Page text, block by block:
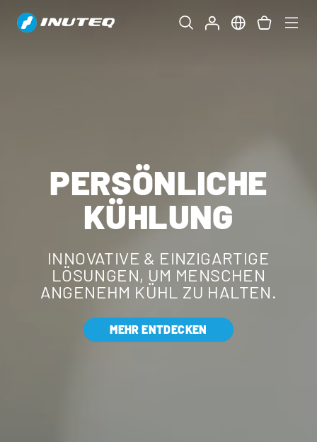
PERSÖNLICHE
KÜHLUNG
INNOVATIVE & EINZIGARTIGE
LÖSUNGEN, UM MENSCHEN
ANGENEHM KÜHL ZU HALTEN.
MEHR ENTDECKEN